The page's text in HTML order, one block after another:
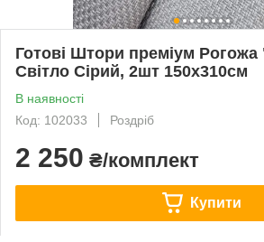
Готові Штори преміум
Світло Сірий, 2шт 150х310см
В наявності
Код: 102033
Роздріб
2 250 ₴/комплект
Купити